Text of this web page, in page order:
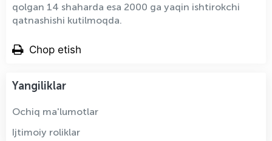
qolgan 14 shaharda esa 2000 ga yaqin ishtirokchi
qatnashishi kutilmoqda.
Chop etish
Yangiliklar
Ochiq ma'lumotlar
Ijtimoiy roliklar